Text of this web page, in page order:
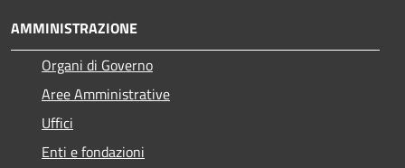
AMMINISTRAZIONE
Organi di Governo
Aree Amministrative
Uffici
Enti e fondazioni